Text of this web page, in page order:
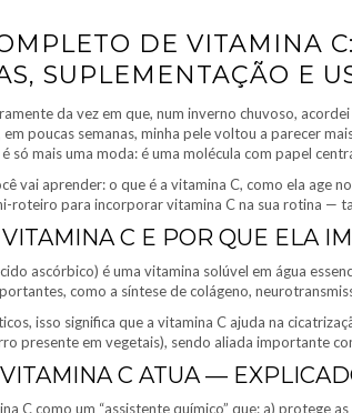
DE VITAMINA
SUPLEMENTAÇÃO E
da vez em que, num inverno chuvoso,
poucas semanas, minha pele voltou a parecer
só mais uma moda: é uma molécula com papel
vai aprender: o que é a vitamina C, como ela age
roteiro para incorporar vitamina C na sua rotina —
C E POR QUE ELA
ascórbico) é uma vitamina solúvel em água
como a síntese de colágeno,
isso significa que a vitamina C ajuda na
presente em vegetais), sendo aliada importante
C ATUA —
C como um “assistente químico” que: a) protege